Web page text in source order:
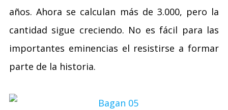
años. Ahora se calculan más de 3.000, pero la
cantidad sigue creciendo. No es fácil para las
importantes eminencias el resistirse a formar
parte de la historia.